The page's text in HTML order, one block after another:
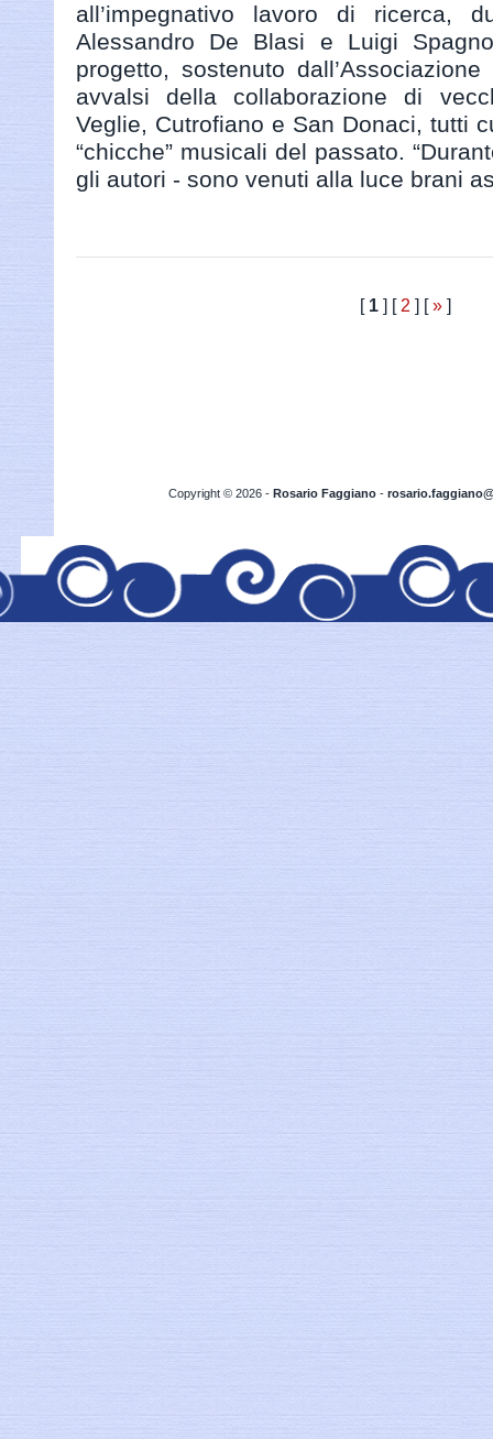
all’impegnativo lavoro di ricerca,
Alessandro De Blasi e Luigi
progetto, sostenuto
avvalsi della collaborazione di
Veglie, Cutrofiano e San Donaci, tutti
“chicche” musicali del passato.
gli autori - sono venuti alla luce brani
[ 1 ] [ 2 ] [» ]
Copyright © 2026 - Rosario Faggiano -